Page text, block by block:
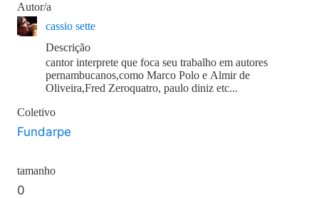
Autor/a
cassio sette
Descrição
cantor interprete que foca seu trabalho em autores
pernambucanos,como Marco Polo e Almir de
Oliveira,Fred Zeroquatro, paulo diniz etc...
Coletivo
Fundarpe
tamanho
0